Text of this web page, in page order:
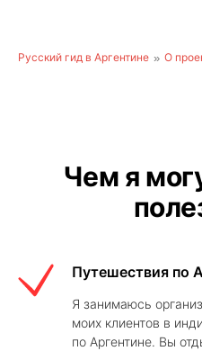
Русский гид в Аргентине О
Чем я
Путешествия по
Я занимаюсь
моих клиентов в
по Аргентине. Вы